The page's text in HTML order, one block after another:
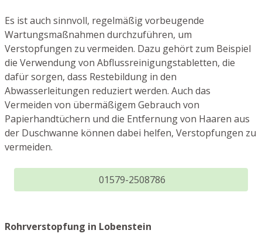
Es ist auch sinnvoll, regelmäßig vorbeugende
Wartungsmaßnahmen durchzuführen, um
Verstopfungen zu vermeiden. Dazu gehört zum Beispiel
die Verwendung von Abflussreinigungstabletten, die
dafür sorgen, dass Restebildung in den
Abwasserleitungen reduziert werden. Auch das
Vermeiden von übermäßigem Gebrauch von
Papierhandtüchern und die Entfernung von Haaren aus
der Duschwanne können dabei helfen, Verstopfungen zu
vermeiden.
01579-2508786
Rohrverstopfung in Lobenstein